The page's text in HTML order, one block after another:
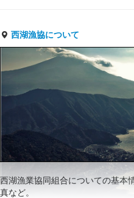
西湖漁協について
西湖漁業協同組合についての基本
真など。